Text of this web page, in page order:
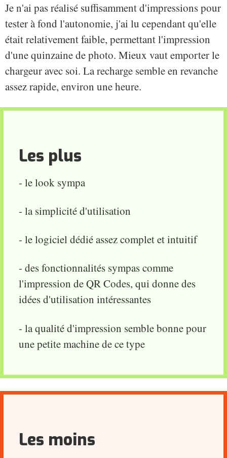
Je n'ai pas réalisé suffisamment d'impressions pour
tester à fond l'autonomie, j'ai lu cependant qu'elle
était relativement faible, permettant l'impression
d'une quinzaine de photo. Mieux vaut emporter le
chargeur avec soi. La recharge semble en revanche
assez rapide, environ une heure.
Les plus
- le look sympa
- la simplicité d'utilisation
- le logiciel dédié assez complet et intuitif
- des fonctionnalités sympas comme
l'impression de QR Codes, qui donne des
idées d'utilisation intéressantes
- la qualité d'impression semble bonne pour
une petite machine de ce type
Les moins